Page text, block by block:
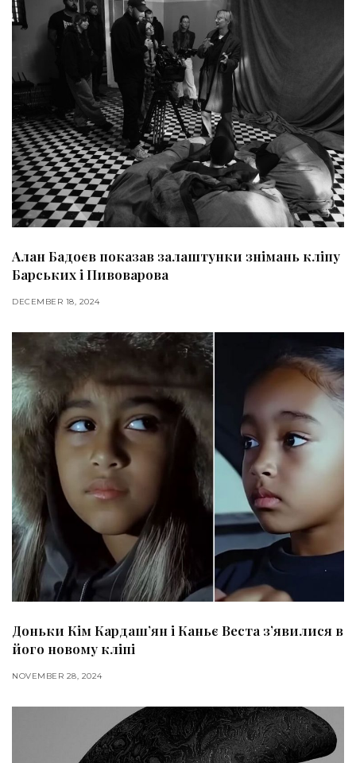
Алан Бадоєв показав залаштунки знімань кліпу
Барських і Пивоварова
DECEMBER 18, 2024
Доньки Кім Кардашʼян і Каньє Веста зʼявилися в
його новому кліпі
NOVEMBER 28, 2024